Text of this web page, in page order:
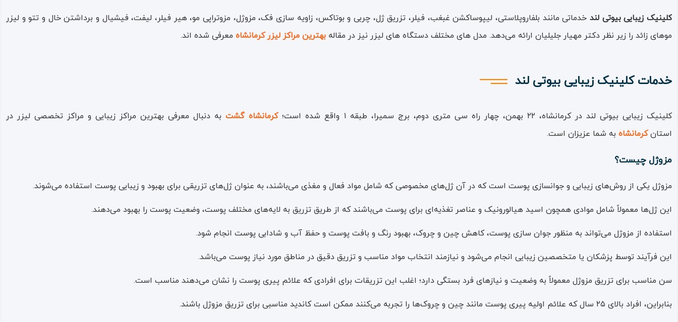
کلینیک زیبایی بیوتی لند خدماتی مانند بلفاروپلاستی، لیپوساکشن غبغب، فیلر، تزریق ژل، چربی و بوتاکس، زاویه سازی فک، مزوژل، مزوتراپی مو، هیر فیلر، لیفت، فیشیال و برداشتن خال و تتو و لیزر
موهای زائد را زیر نظر دکتر مهیار جلیلیان ارائه می‌دهد. مدل های مختلف دستگاه های لیزر نیز در مقاله بهترین مراکز لیزر کرمانشاه معرفی شده اند.
خدمات کلینیک زیبایی بیوتی لند
کلینیک زیبایی بیوتی لند در کرمانشاه، ۲۲ بهمن، چهار راه سی متری دوم، برج سمیرا، طبقه ۱ واقع شده است؛ کرمانشاه گشتبه دنبال معرفی بهترین مراکز زیبایی و مراکز تخصصی لیزر در
استانکرمانشاه به شما عزیزان است.
مزوژل چیست؟
مزوژل یکی از روش‌های زیبایی و جوانسازی پوست است که در آن ژل‌های مخصوصی که شامل مواد فعال و مغذی می‌باشند، به عنوان ژل‌های تزریقی برای بهبود و زیبایی پوست استفاده می‌شوند.
این ژل‌ها معمولاً شامل موادی همچون اسید هیالورونیک و عناصر تغذیه‌ای برای پوست می‌باشند که از طریق تزریق به لایه‌های مختلف پوست، وضعیت پوست را بهبود می‌دهند.
استفاده از مزوژل می‌تواند به منظور جوان‌ سازی پوست، کاهش چین و چروک، بهبود رنگ و بافت پوست و حفظ آب و شادابی پوست انجام شود.
این فرآیند توسط پزشکان یا متخصصین زیبایی انجام می‌شود و نیازمند انتخاب مواد مناسب و تزریق دقیق در مناطق مورد نیاز پوست می‌باشد.
سن مناسب برای تزریق مزوژل معمولاً به وضعیت و نیازهای فرد بستگی دارد؛ اغلب این تزریقات برای افرادی که علائم پیری پوست را نشان می‌دهند مناسب است.
بنابراین، افراد بالای ۲۵ سال که علائم اولیه‌ پیری پوست مانند چین و چروک‌ها را تجربه می‌کنند ممکن است کاندید مناسبی برای تزریق مزوژل باشند.